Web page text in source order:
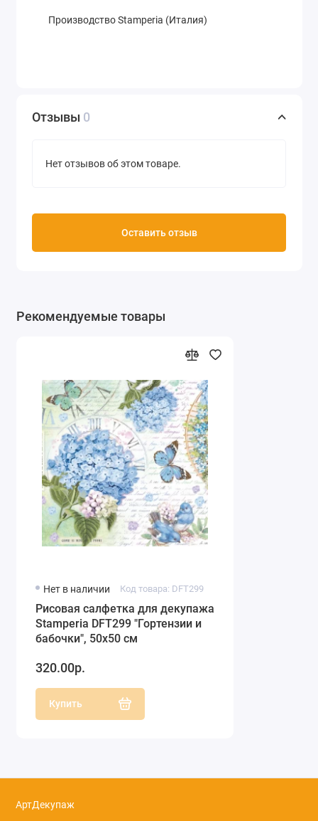
Производство Stamperia (Италия)
Отзывы 0
Нет отзывов об этом товаре.
Оставить отзыв
Рекомендуемые товары
Нет в наличии Код товара: DFT299
Рисовая салфетка для декупажа
Stamperia DFT299 "Гортензии и
бабочки", 50х50 см
320.00р.
Купить
АртДекупаж